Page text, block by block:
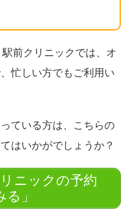
前クリニックでは、オ
忙しい方でもご利用い
ている方は、こちらの
はいかがでしょうか？
ニックの予約
」